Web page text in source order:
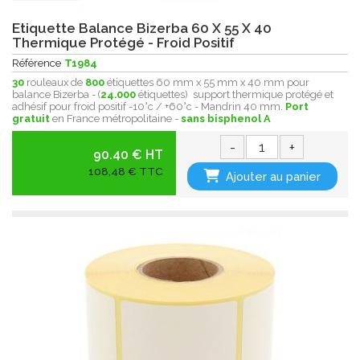
Etiquette Balance Bizerba 60 X 55 X 40
Thermique Protégé - Froid Positif
Référence T1984
30 rouleaux de 800 étiquettes 60 mm x 55 mm x 40 mm pour
balance Bizerba - (24.000 étiquettes) support thermique protégé et
adhésif pour froid positif -10°c / +60°c - Mandrin 40 mm. Port
gratuit en France métropolitaine - sans bisphenol A
90.40 € HT
108,48 € TTC
- +
Ajouter au panier